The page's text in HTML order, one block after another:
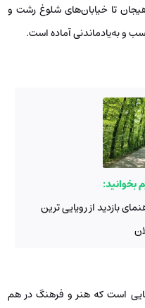
تا خیابان‌های شلوغ رشت و
و به‌یادماندنی آماده است.
بخوانید:
بازدید از رویایی ترین
است که هنر و فرهنگ در هم